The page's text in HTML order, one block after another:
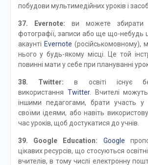
побудови мультимедійних уроків і
37. Evernote: ви можете збирати
фотографії, записи або ще що-небудь
акаунті Evernote (російськомовному),
нього у будь-якому місці. Це той
повинні мати у себе при плануванні
38. Twitter: в освіті існує
використання Twitter. Вчителі
іншими педагогами, брати участь у
своїми ідеями, або навіть
час уроків, щоб достукатися до учнів.
39. Google Education: Google
цікавих ресурсів, що стосуються
вчителів, в тому числі електронну